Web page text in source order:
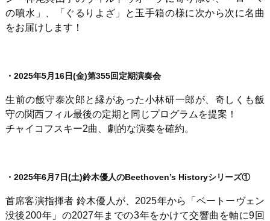
の噴水」、「ぐるりよざ」と玉手箱の様に次から次に名曲
をお届けします！
・2025年5月16日(金)第355回定期演奏会
生前の飯守泰次郎と縁があった小林研一郎が、奇しくも飯
守の関西フィル最後の定期と同じプログラムを提案！
チャイコフスキー2曲、劇的な演奏を確約。
・ 2025年6月7日(土)鈴木優人のBeethoven’s Historyシリーズ①
首席客演指揮者 鈴木優人が、 2025年から「ベートーヴェン
没後200年」の2027年までの3年をかけて交響曲を軸に9回